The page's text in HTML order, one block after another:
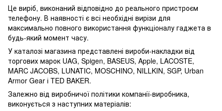
Це виріб, виконаний відповідно до реального пристроєм
телефону. В наявності є всі необхідні вирізи для
максимально повного використання функціоналу гаджета в
будь-який момент часу.
У каталозі магазина представлені вироби-накладки від
торгових марок UAG, Spigen, BASEUS, Apple, LACOSTE,
MARC JACOBS, LUNATIC, MOSCHINO, NILLKIN, SGP, Urban
Armor Gear і TED BAKER.
Залежно від виробничої політики компанії-виробника,
виконується з наступних матеріалів: